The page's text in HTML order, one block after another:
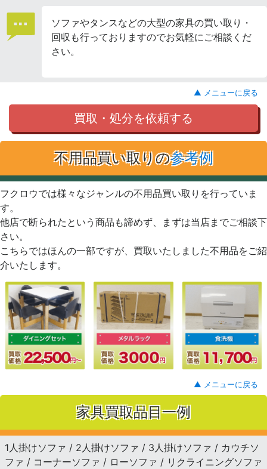
ソファやタンスなどの大型の家具の買い取り・
回収も行っておりますのでお気軽にご相談くだ
さい。
▲ メニューに戻る
買取・処分を依頼する
不用品買い取りの参考例
フクロウでは様々なジャンルの不用品買い取りを行っていま
す。
他店で断られたという商品も諦めず、まずは当店までご相談下
さい。
こちらではほんの一部ですが、買取いたしました不用品をご紹
介いたします。
▲ メニューに戻る
家具買取品目一例
1人掛けソファ / 2人掛けソファ / 3人掛けソファ / カウチソ
ファ / コーナーソファ / ローソファ / リクライニングソファ